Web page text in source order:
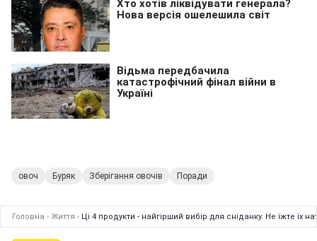
овоч Буряк Зберігання овочів Поради
Головна › Життя › Ці 4 продукти - найгірший вибір для сніданку. Не їжте їх